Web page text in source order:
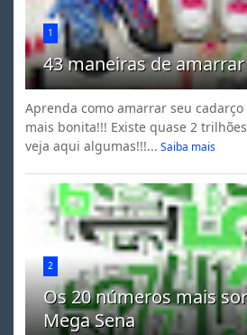
1
43 maneiras de
Aprenda como amarrar seu
mais bonita!!! Existe quase 2
veja aqui algumas!!!... Saiba mais
2
Os 20 números mais
Mega Sena